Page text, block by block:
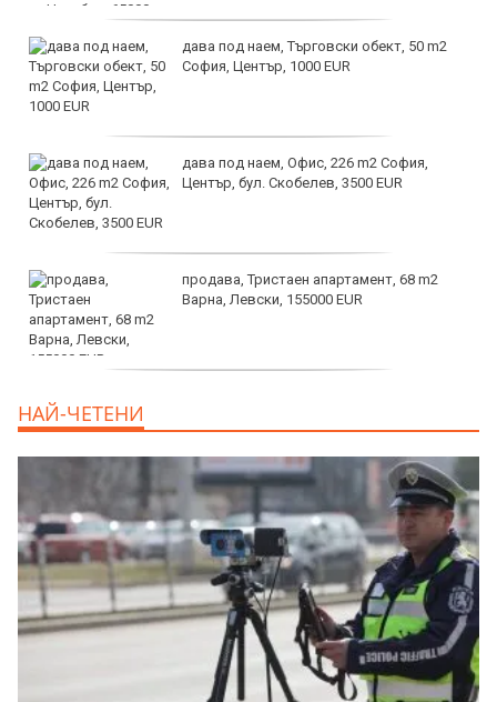
дава под наем, Търговски обект, 50 m2
София, Център, 1000 EUR
дава под наем, Офис, 226 m2 София,
Център, бул. Скобелев, 3500 EUR
продава, Тристаен апартамент, 68 m2
Варна, Левски, 155000 EUR
НАЙ-ЧЕТЕНИ